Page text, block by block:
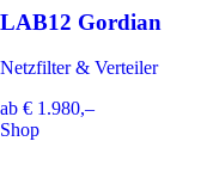
LAB12 Gordian
Netzfilter & Verteiler
ab € 1.980,–
Shop